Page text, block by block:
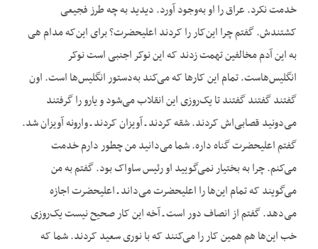
خدمت نکرد. عراق را او به‌وجود آورد. دیدید به چه طرز فجیعی
کشتندش. گفتم چرا این‌کار را کردند اعلیحضرت؟ برای این‌که مدام هی
به این آدم مخالفین تهمت زدند که این نوکر اجنبی است نوکر
انگلیس‌هاست. تمام این کارها که می‌کند به‌دستور انگلیس‌ها است. اون
گفتند گفتند گفتند تا یک‌روزی این انقلاب می‌شود و یارو را گرفتند
می‌دونید قصابی‌اش کردند. شقه کردند ـ آویزان کردند ـ وارونه آویزان شد.
گفتم اعلیحضرت گناه داره. شما می‌دانید من چطور دارم خدمت
می‌کنم. چرا به بختیار نمی‌گویید او رئیس ساواک بود. گفتم به من
می‌گویند که تمام این‌ها را اعلیحضرت می‌داند ـ اعلیحضرت اجازه
می‌دهد. گفتم از انصاف دور است ـ آخه این کار صحیح نیست یک‌روزی
خب این‌ها هم همین کار را می‌کنند که با نوری سعید کردند. شما که